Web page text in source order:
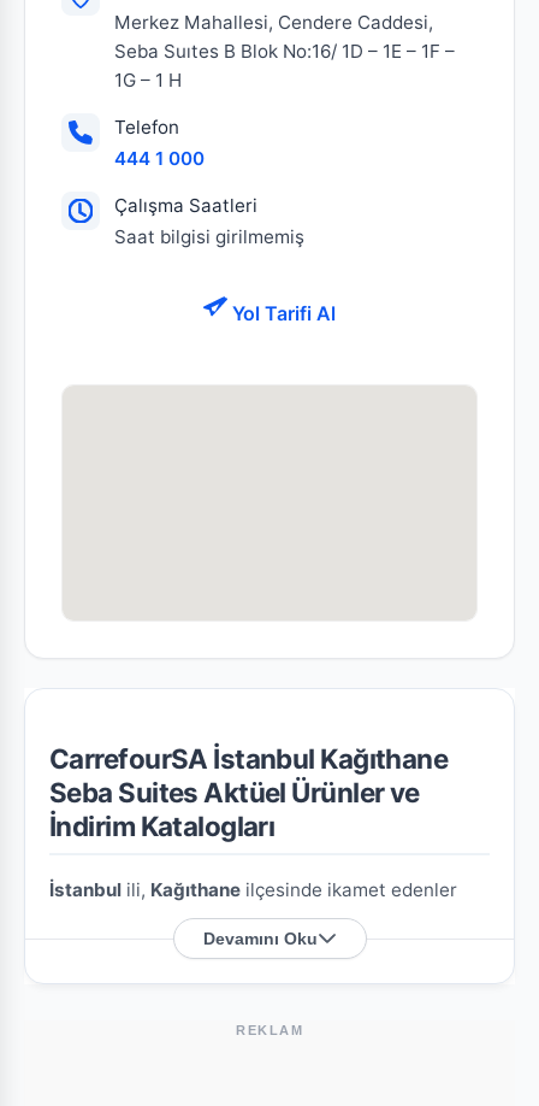
Merkez Mahallesi, Cendere Caddesi,
Seba Suıtes B Blok No:16/ 1D – 1E – 1F –
1G – 1 H
Telefon
444 1 000
Çalışma Saatleri
Saat bilgisi girilmemiş
Yol Tarifi Al
CarrefourSA İstanbul Kağıthane
Seba Suites Aktüel Ürünler ve
İndirim Katalogları
İstanbul ili, Kağıthane ilçesinde ikamet edenler
CarrefourSA İstanbul Kağıthane Seba Suites
şubesine özel en güncel indirim broşürlerini ve
aktüel ürün fırsatlarını bu sayfada derledik.
CarrefourSA İstanbul Kağıthane Seba
Devamını Oku
REKLAM